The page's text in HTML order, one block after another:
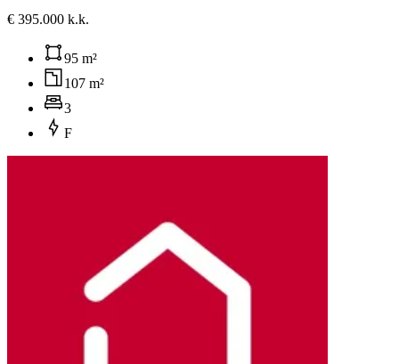
€ 395.000 k.k.
95 m²
107 m²
3
F